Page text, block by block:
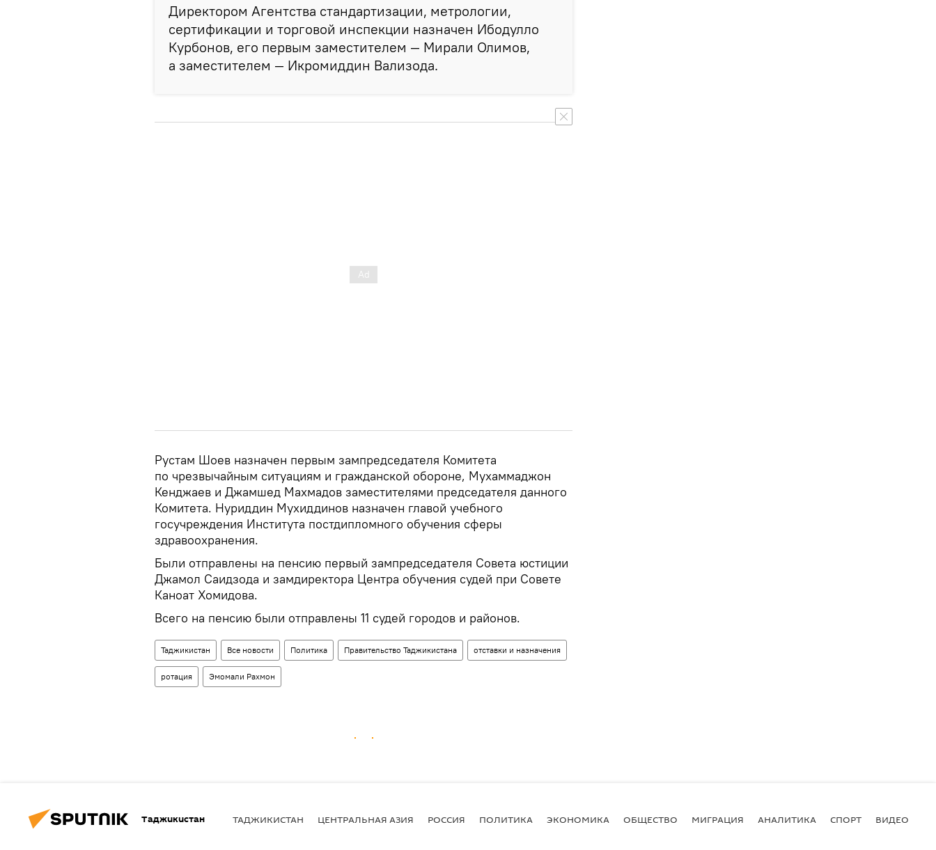
Директором Агентства стандартизации, метрологии,
сертификации и торговой инспекции назначен Ибодулло
Курбонов, его первым заместителем — Мирали Олимов,
а заместителем — Икромиддин Вализода.
Рустам Шоев назначен первым зампредседателя Комитета
по чрезвычайным ситуациям и гражданской обороне, Мухаммаджон
Кенджаев и Джамшед Махмадов заместителями председателя данного
Комитета. Нуриддин Мухиддинов назначен главой учебного
госучреждения Института постдипломного обучения сферы
здравоохранения.
Были отправлены на пенсию первый зампредседателя Совета юстиции
Джамол Саидзода и замдиректора Центра обучения судей при Совете
Каноат Хомидова.
Всего на пенсию были отправлены 11 судей городов и районов.
Таджикистан Все новости Политика Правительство Таджикистана отставки и назначения
ротация Эмомали Рахмон
Таджикистан ТАДЖИКИСТАН ЦЕНТРАЛЬНАЯ АЗИЯ РОССИЯ ПОЛИТИКА ЭКОНОМИКА ОБЩЕСТВО МИГРАЦИЯ АНАЛИТИКА СПОРТ ВИДЕО